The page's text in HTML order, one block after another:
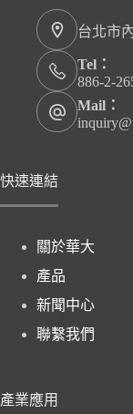
台北市
Tel：
886-2-
Mail：
快速連結
關於華大
產品
新聞中心
聯繫我們
產業應用